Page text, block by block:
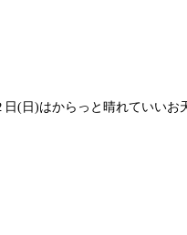
(日)はからっと晴れていい